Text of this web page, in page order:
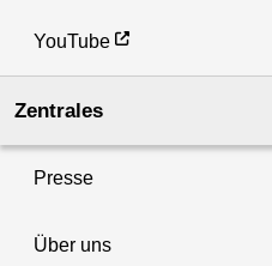
YouTube
Zentrales
Presse
Über uns